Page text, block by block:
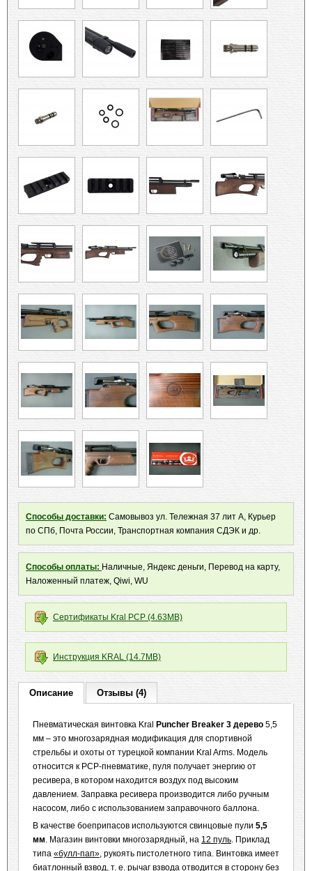
Способы доставки: Самовывоз ул. Тележная 37 лит А, Курьер
по СПб, Почта России, Транспортная компания СДЭК и др.
Способы оплаты: Наличные, Яндекс деньги, Перевод на карту,
Наложенный платеж, Qiwi, WU
Сертификаты Kral PCP (4.63MB)
Инструкция KRAL (14.7MB)
Описание Отзывы (4)
Пневматическая винтовка Kral Puncher Breaker 3 дерево 5,5
мм – это многозарядная модификация для спортивной
стрельбы и охоты от турецкой компании Kral Arms. Модель
относится к РСР-пневматике, пуля получает энергию от
ресивера, в котором находится воздух под высоким
давлением. Заправка ресивера производится либо ручным
насосом, либо с использованием заправочного баллона.
В качестве боеприпасов используются свинцовые пули 5,5
мм. Магазин винтовки многозарядный, на 12 пуль. Приклад
типа «булл-пап», рукоять пистолетного типа. Винтовка имеет
биатлонный взвод, т. е. рычаг взвода отводится в сторону без